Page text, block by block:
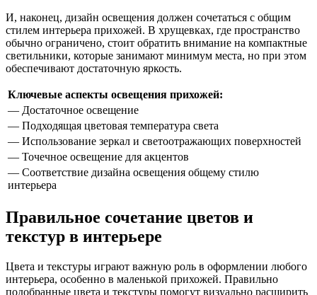
И, наконец, дизайн освещения должен сочетаться с общим
стилем интерьера прихожей. В хрущевках, где пространство
обычно ограничено, стоит обратить внимание на компактные
светильники, которые занимают минимум места, но при этом
обеспечивают достаточную яркость.
Ключевые аспекты освещения прихожей:
— Достаточное освещение
— Подходящая цветовая температура света
— Использование зеркал и светоотражающих поверхностей
— Точечное освещение для акцентов
— Соответствие дизайна освещения общему стилю
интерьера
Правильное сочетание цветов и
текстур в интерьере
Цвета и текстуры играют важную роль в оформлении любого
интерьера, особенно в маленькой прихожей. Правильно
подобранные цвета и текстуры помогут визуально расширить